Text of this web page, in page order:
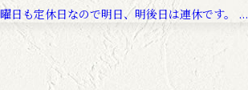
日も定休日なので明日、明後日は連休です。 ...